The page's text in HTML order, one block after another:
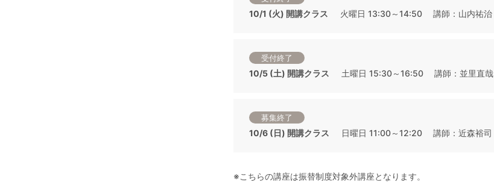
10/1 (火) 開講クラス 火曜日 13:30～14:50 講師：山内祐治
受付終了
10/5 (土) 開講クラス 土曜日 15:30～16:50 講師：並里直哉
募集終了
10/6 (日) 開講クラス 日曜日 11:00～12:20 講師：近森裕司
※こちらの講座は振替制度対象外講座となります。